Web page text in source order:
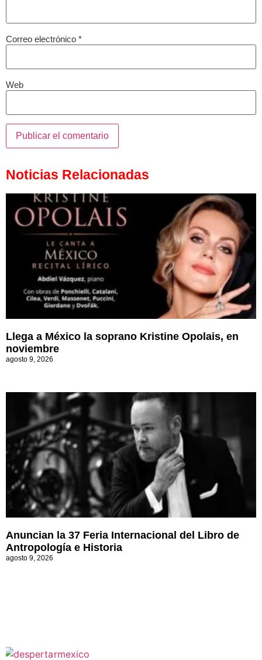
Correo electrónico *
Web
Noticias Relacionadas
Llega a México la soprano Kristine Opolais, en
noviembre
agosto 9, 2026
Anuncian la 37 Feria Internacional del Libro de
Antropología e Historia
agosto 9, 2026